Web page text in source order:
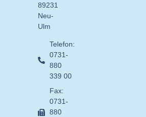
89231
Neu-
Ulm
Telefon:
0731-
880
339 00
Fax:
0731-
880